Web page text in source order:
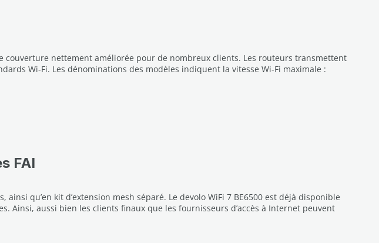
couverture nettement améliorée pour de nombreux clients. Les routeurs transmettent
Wi-Fi. Les dénominations des modèles indiquent la vitesse Wi-Fi maximale :
FAI
qu’en kit d’extension mesh séparé. Le devolo WiFi 7 BE6500 est déjà disponible
Ainsi, aussi bien les clients finaux que les fournisseurs d’accès à Internet peuvent